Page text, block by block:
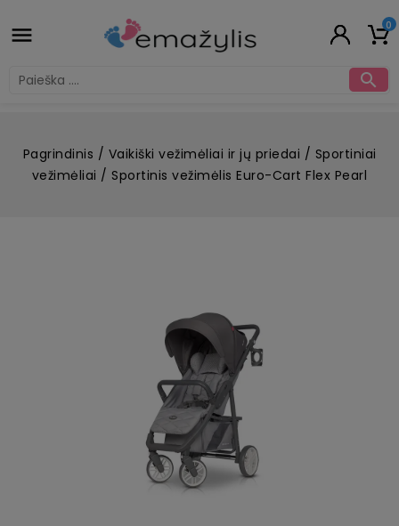
 0

Pagrindinis Vaikiški vežimėliai ir jų priedai
Sportiniai
vežimėliai
Sportinis vežimėlis Euro-Cart Flex Pearl